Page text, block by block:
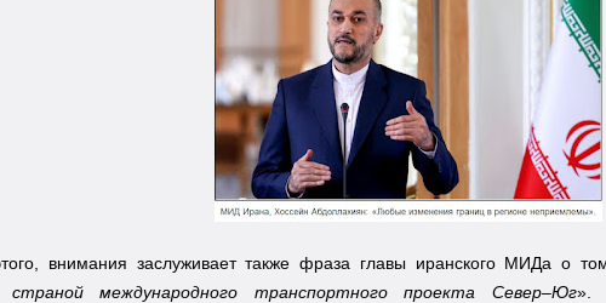
внимания заслуживает также фраза главы иранского МИДа о
страной международного транспортного проекта Север–Юг».